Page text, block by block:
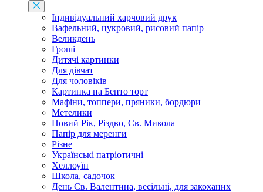
Індивідуальний харчовий друк
Вафельний, цукровий, рисовий папір
Великдень
Гроші
Дитячі картинки
Для дівчат
Для чоловіків
Картинка на Бенто торт
Мафіни, топпери, пряники, бордюри
Метелики
Новий Рік, Різдво, Св. Микола
Папір для меренги
Різне
Українські патріотичні
Хеллоуїн
Школа, садочок
День Св. Валентина, весільні, для закоханих